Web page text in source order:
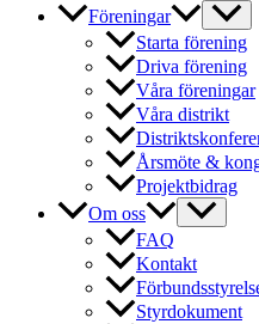
Föreningar
Starta förening
Driva förening
Våra föreningar
Våra distrikt
Årsmöte &
Projektbidrag
Om oss
FAQ
Kontakt
Styrdokument